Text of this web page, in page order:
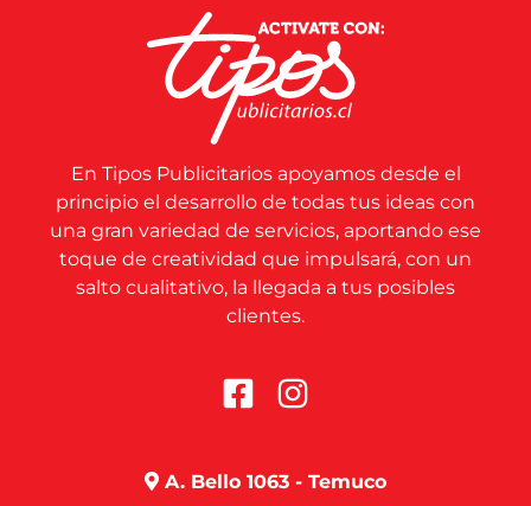
En Tipos Publicitarios apoyamos desde el
principio el desarrollo de todas tus ideas con
una gran variedad de servicios, aportando ese
toque de creatividad que impulsará, con un
salto cualitativo, la llegada a tus posibles
clientes.
A. Bello 1063 - Temuco